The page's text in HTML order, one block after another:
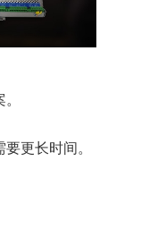
更长时间。